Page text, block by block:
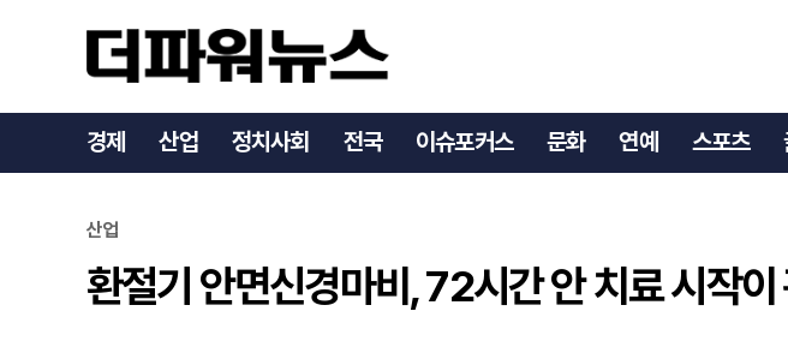
경제 산업 정치사회 전국 이슈포커스 문화 연예 스포츠
환절기 안면신경마비, 72시간 안 치료 시작이 관건
산업
환절기 안면신경마비, 72시간 안 치료 시작이